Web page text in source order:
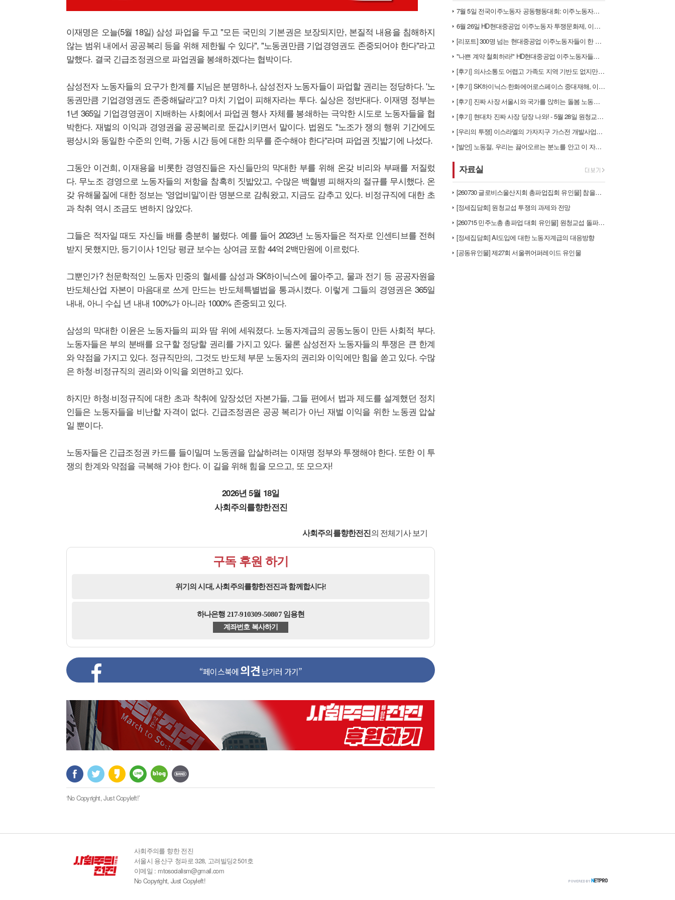
이재명은 오늘(5월 18일) 삼성 파업을 두고 "모든 국민의 기본권은 보장되지만, 본질적 내용을 침해하지
않는 범위 내에서 공공복리 등을 위해 제한될 수 있다", "노동권만큼 기업경영권도 존중되어야 한다"라고
말했다. 결국 긴급조정권으로 파업권을 봉쇄하겠다는 협박이다.
삼성전자 노동자들의 요구가 한계를 지님은 분명하나, 삼성전자 노동자들이 파업할 권리는 정당하다. '노
동권만큼 기업경영권도 존중해달라'고? 마치 기업이 피해자라는 투다. 실상은 정반대다. 이재명 정부는
1년 365일 기업경영권이 지배하는 사회에서 파업권 행사 자체를 봉쇄하는 극악한 시도로 노동자들을 협
박한다. 재벌의 이익과 경영권을 공공복리로 둔갑시키면서 말이다. 법원도 "노조가 쟁의 행위 기간에도
평상시와 동일한 수준의 인력, 가동 시간 등에 대한 의무를 준수해야 한다"라며 파업권 짓밟기에 나섰다.
그동안 이건희, 이재용을 비롯한 경영진들은 자신들만의 막대한 부를 위해 온갖 비리와 부패를 저질렀
다. 무노조 경영으로 노동자들의 저항을 참혹히 짓밟았고, 수많은 백혈병 피해자의 절규를 무시했다. 온
갖 유해물질에 대한 정보는 '영업비밀'이란 명분으로 감춰왔고, 지금도 감추고 있다. 비정규직에 대한 초
과 착취 역시 조금도 변하지 않았다.
그들은 적자일 때도 자신들 배를 충분히 불렸다. 예를 들어 2023년 노동자들은 적자로 인센티브를 전혀
받지 못했지만, 등기이사 1인당 평균 보수는 상여금 포함 44억 2백만원에 이르렀다.
그뿐인가? 천문학적인 노동자 민중의 혈세를 삼성과 SK하이닉스에 몰아주고, 물과 전기 등 공공자원을
반도체산업 자본이 마음대로 쓰게 만드는 반도체특별법을 통과시켰다. 이렇게 그들의 경영권은 365일
내내, 아니 수십 년 내내 100%가 아니라 1000% 존중되고 있다.
삼성의 막대한 이윤은 노동자들의 피와 땀 위에 세워졌다. 노동자계급의 공동노동이 만든 사회적 부다.
노동자들은 부의 분배를 요구할 정당할 권리를 가지고 있다. 물론 삼성전자 노동자들의 투쟁은 큰 한계
와 약점을 가지고 있다. 정규직만의, 그것도 반도체 부문 노동자의 권리와 이익에만 힘을 쏟고 있다. 수많
은 하청·비정규직의 권리와 이익을 외면하고 있다.
하지만 하청·비정규직에 대한 초과 착취에 앞장섰던 자본가들, 그들 편에서 법과 제도를 설계했던 정치
인들은 노동자들을 비난할 자격이 없다. 긴급조정권은 공공 복리가 아닌 재벌 이익을 위한 노동권 압살
일 뿐이다.
노동자들은 긴급조정권 카드를 들이밀며 노동권을 압살하려는 이재명 정부와 투쟁해야 한다. 또한 이 투
쟁의 한계와 약점을 극복해 가야 한다. 이 길을 위해 힘을 모으고, 또 모으자!
2026년 5월 18일
사회주의를향한전진
사회주의를향한전진의 전체기사 보기
구독 후원 하기
위기의 시대, 사회주의를향한전진과 함께합시다!
하나은행 217-910309-50807 임용현
계좌번호 복사하기
“페이스북에 의견남기러 가기”
‘No Copyright, Just Copyleft!’
7월 5일 전국이주노동자 공동행동대회: 이주노동자들이 노동조합 가입을 선…
6월 26일 HD현대중공업 이주노동자 투쟁문화제, 이주노동자들의 함성과 …
[리포트] 300명 넘는 현대중공업 이주노동자들이 한 자리에 모이다
"나쁜 계약 철회하라!" HD현대중공업 이주노동자들이 일어서다
[후기] 의사소통도 어렵고 가족도 지역 기반도 없지만, 민주노조의 길이 …
[후기] SK하이닉스·한화에어로스페이스 중대재해, 이윤 위해 생명안전을 …
[후기] 진짜 사장 서울시와 국가를 앉히는 돌봄 노동자 투쟁을 위해
[후기] 현대차 진짜 사장 당장 나와! - 5월 28일 원청교섭 불응 현…
[우리의 투쟁] 이스라엘의 가자지구 가스전 개발사업에 참여하는 한국석유공…
[발언] 노동절, 우리는 끓어오르는 분노를 안고 이 자리에 섰습니다
자료실
[260730 글로비스울산지회 총파업집회 유인물] 참을만큼 참았다! 총단…
[정세집담회] 원청교섭 투쟁의 과제와 전망
[260715 민주노총 총파업 대회 유인물] 원청교섭 돌파구 - 7월 총…
[정세집담회] AI도입에 대한 노동자계급의 대응방향
[공동유인물] 제27회 서울퀴어퍼레이드 유인물
사회주의를 향한 전진
서울시 용산구 청파로 328, 고려빌딩2 501호
이메일 : mtosocialism@gmail.com
No Copyright, Just Copyleft!